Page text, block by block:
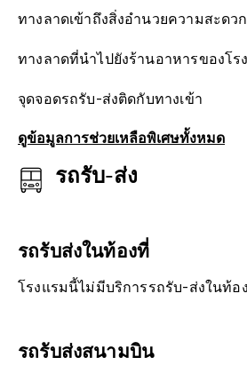
ทางลาดเข้าถึงสิ่งอำนวยความสะด
ทางลาดที่นำไปยังร้านอาหารของโร
จุดจอดรถรับ-ส่งติดกับทางเข้า
ดูข้อมูลการช่วยเหลือพิเศษทั้งหมด
รถรับ-ส่ง
รถรับส่งในท้องที่
โรงแรมนี้ไม่มีบริการรถรับ-ส่งในท้อ
รถรับส่งสนามบิน